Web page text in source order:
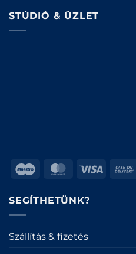
STÚDIÓ & ÜZLET
Maestro MasterCard
Visa
SEGÍTHETÜNK?
Szállítás & fizetés